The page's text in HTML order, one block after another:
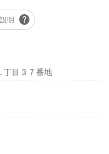
明 help
丁目３７番地